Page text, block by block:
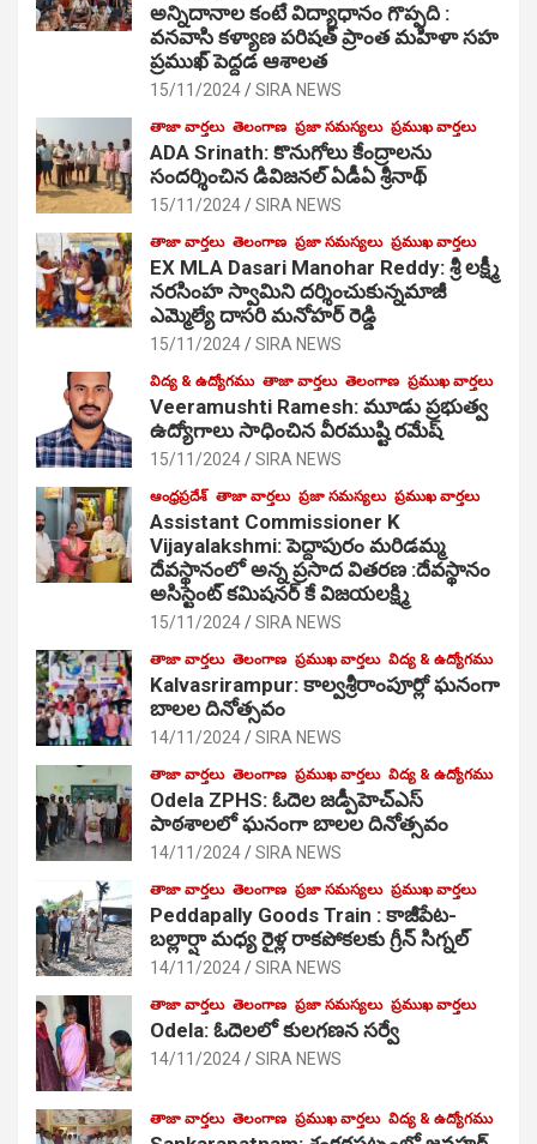
అన్నిదానాల కంటే విద్యాధానం గొప్పది :
వనవాసి కళ్యాణ పరిషత్ ప్రాంత మహిళా సహ
ప్రముఖ్ పెద్దడ ఆశాలత
15/11/2024 SIRA NEWS
తాజా వార్తలు తెలంగాణ ప్రజా సమస్యలు ప్రముఖ వార్తలు
ADA Srinath: కొనుగోలు కేంద్రాల‌ను
సంద‌ర్శించిన డివిజనల్ ఏడీఏ శ్రీనాథ్
15/11/2024 SIRA NEWS
తాజా వార్తలు తెలంగాణ ప్రజా సమస్యలు ప్రముఖ వార్తలు
EX MLA Dasari Manohar Reddy: శ్రీ లక్ష్మీ
నరసింహ స్వామిని దర్శించుకున్నమాజీ
ఎమ్మెల్యే దాసరి మనోహర్ రెడ్డి
15/11/2024 SIRA NEWS
విద్య & ఉద్యోగము తాజా వార్తలు తెలంగాణ ప్రముఖ వార్తలు
Veeramushti Ramesh: మూడు ప్రభుత్వ
ఉద్యోగాలు సాధించిన వీరముష్టి రమేష్
15/11/2024 SIRA NEWS
ఆంధ్రప్రదేశ్ తాజా వార్తలు ప్రజా సమస్యలు ప్రముఖ వార్తలు
Assistant Commissioner K
Vijayalakshmi: పెద్దాపురం మరిడమ్మ
దేవస్థానంలో అన్న ప్రసాద వితరణ :దేవస్థానం
అసిస్టెంట్ కమిషనర్ కే విజయలక్ష్మి
15/11/2024 SIRA NEWS
తాజా వార్తలు తెలంగాణ ప్రముఖ వార్తలు విద్య & ఉద్యోగము
Kalvasrirampur: కాల్వశ్రీరాంపూర్లో ఘనంగా
బాలల దినోత్సవం
14/11/2024 SIRA NEWS
తాజా వార్తలు తెలంగాణ ప్రముఖ వార్తలు విద్య & ఉద్యోగము
Odela ZPHS: ఓదెల జ‌డ్పీహెచ్ఎస్
పాఠ‌శాల‌లో ఘనంగా బాలల దినోత్సవం
14/11/2024 SIRA NEWS
తాజా వార్తలు తెలంగాణ ప్రజా సమస్యలు ప్రముఖ వార్తలు
Peddapally Goods Train : కాజీపేట-
బల్లార్షా మధ్య రైళ్ల రాకపోకలకు గ్రీన్ సిగ్నల్
14/11/2024 SIRA NEWS
తాజా వార్తలు తెలంగాణ ప్రజా సమస్యలు ప్రముఖ వార్తలు
Odela: ఓదెలలో కులగణన సర్వే
14/11/2024 SIRA NEWS
తాజా వార్తలు తెలంగాణ ప్రముఖ వార్తలు విద్య & ఉద్యోగము